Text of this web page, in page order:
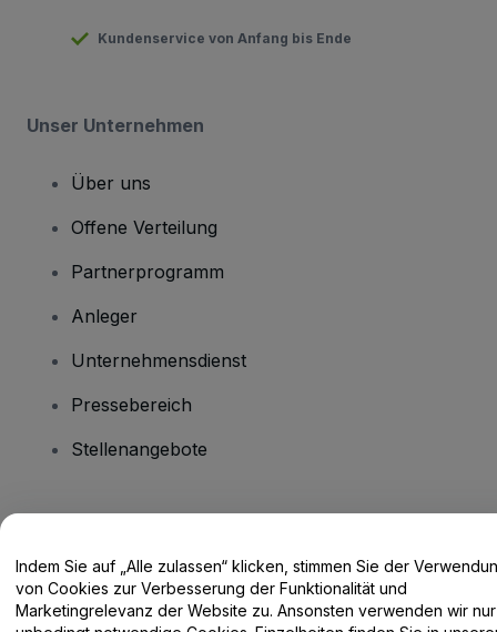
Kundenservice von Anfang bis Ende
Unser Unternehmen
Über uns
Offene Verteilung
Partnerprogramm
Anleger
Unternehmensdienst
Pressebereich
Stellenangebote
Hilfe-Center / Kontakt
Indem Sie auf „Alle zulassen“ klicken, stimmen Sie der
von Cookies zur Verbesserung der Funktionalität und
Marketingrelevanz der Website zu. Ansonsten verwenden wir nur